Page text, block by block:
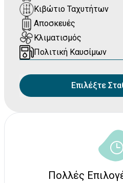
Πολλές
Κιβώτιο Ταχυτήτων
Αποσκευές
Κλιματισμός
Πολιτική Καυσίμων
Επιλέξτε